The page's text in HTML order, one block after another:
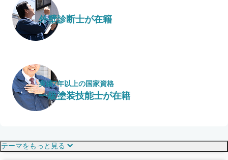
外壁診断士が在籍
実績7年以上の国家資格
一級塗装技能士が在籍
テーマをもっと見る